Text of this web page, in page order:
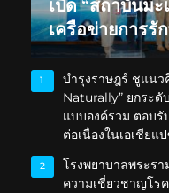
เครือข่ายการรั
1
บำรุงราษฎร์ ชูแนว
Naturally” ยกระ
แบบองค์รวม ตอบ
ต่อเนื่องในเอเชียแ
2
โรงพยาบาลพระร
ความเชี่ยวชาญโร